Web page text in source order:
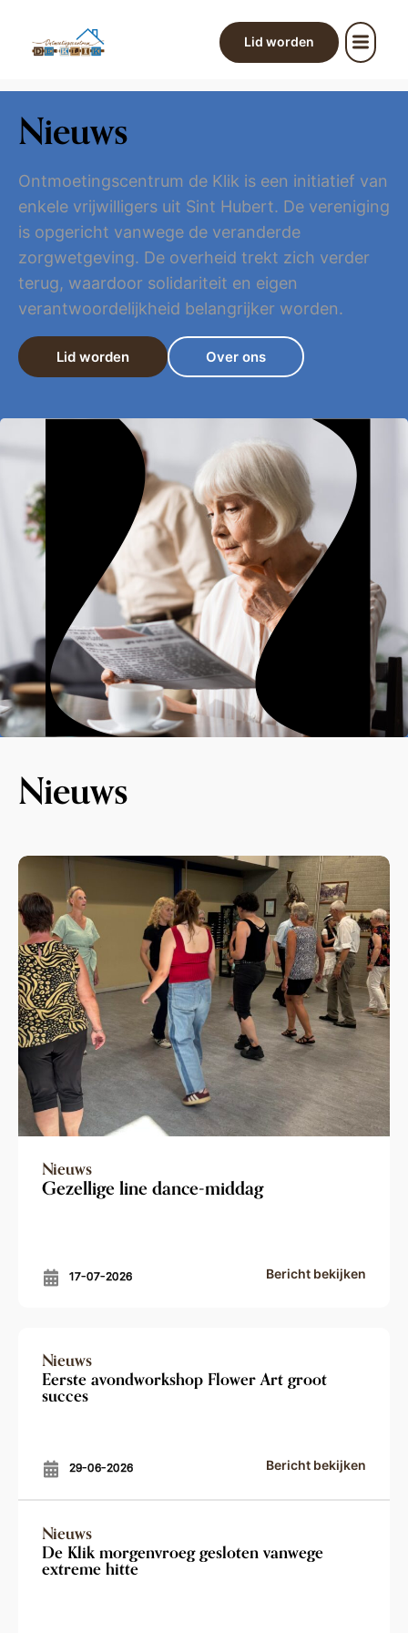
Lid worden
Nieuws
Ontmoetingscentrum de Klik is een initiatief van
enkele vrijwilligers uit Sint Hubert. De vereniging
is opgericht vanwege de veranderde
zorgwetgeving. De overheid trekt zich verder
terug, waardoor solidariteit en eigen
verantwoordelijkheid belangrijker worden.
Lid worden Over ons
Nieuws
Nieuws
Gezellige line dance-middag
17-07-2026 Bericht bekijken
Nieuws
Eerste avondworkshop Flower Art groot
succes
29-06-2026 Bericht bekijken
Nieuws
De Klik morgenvroeg gesloten vanwege
extreme hitte